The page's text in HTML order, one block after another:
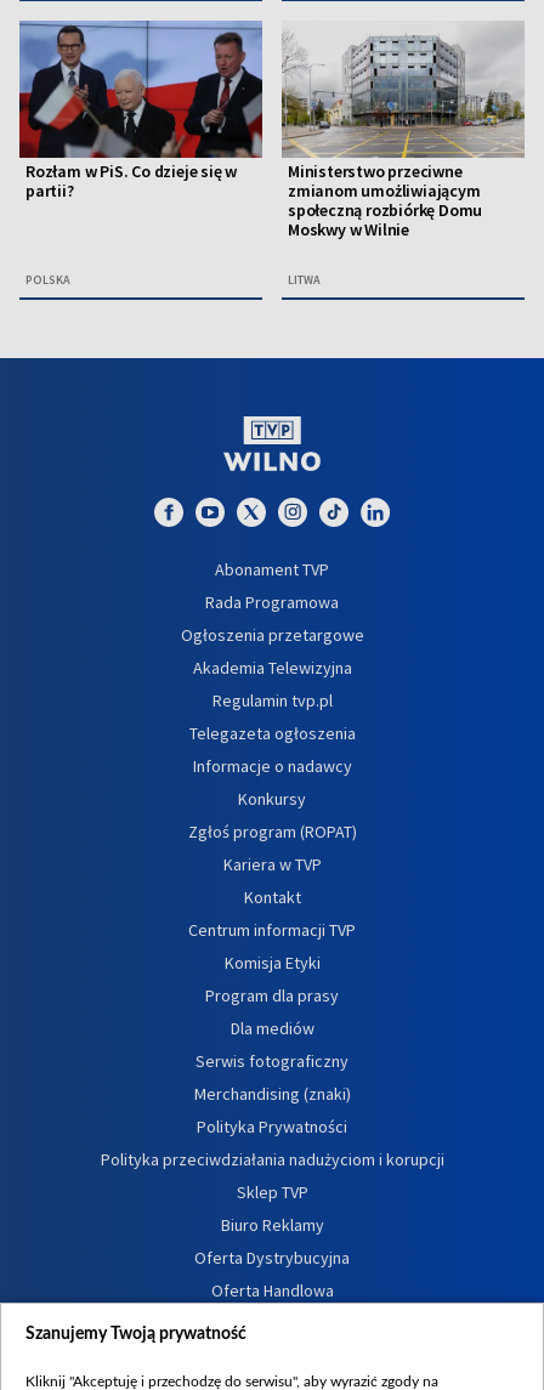
Rozłam w PiS. Co dzieje się w
partii?
POLSKA
Ministerstwo przeciwne
zmianom umożliwiającym
społeczną rozbiórkę Domu
Moskwy w Wilnie
LITWA
Abonament TVP
Rada Programowa
Ogłoszenia przetargowe
Akademia Telewizyjna
Regulamin tvp.pl
Telegazeta ogłoszenia
Informacje o nadawcy
Konkursy
Zgłoś program (ROPAT)
Kariera w TVP
Kontakt
Centrum informacji TVP
Komisja Etyki
Program dla prasy
Dla mediów
Serwis fotograficzny
Merchandising (znaki)
Polityka Prywatności
Polityka przeciwdziałania nadużyciom i korupcji
Sklep TVP
Biuro Reklamy
Oferta Dystrybucyjna
Oferta Handlowa
Dostępność
Szanujemy Twoją prywatność
Kliknij "Akceptuję i przechodzę do serwisu", aby wyrazić zgody na